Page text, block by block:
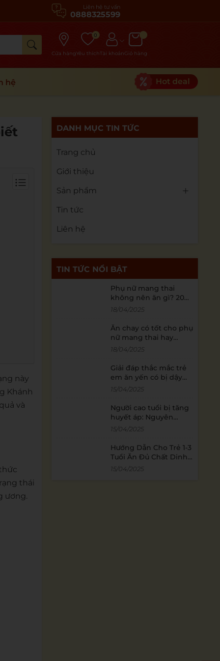
Liên hệ tư vấn
0888325599
Cửa hàng
0
Yêu thíchTài khoảnGiỏ hàng
hệ Hot deal
này
Khánh
và
thái
ương.
DANH MỤC TIN TỨC
Trang chủ
Giới thiệu
Sản phẩm
Tin tức
Liên hệ
TIN TỨC NỔI BẬT
Phụ nữ mang thai
không nên ăn gì? 20
loại thực phẩm mẹ bầu
18/04/2025
Ăn chay có tốt cho phụ
nữ mang thai hay
không?
18/04/2025
Giải đáp thắc mắc trẻ
em ăn yến có bị dậy
thì sớm không?
15/04/2025
Người cao tuổi bị tăng
huyết áp: Nguyên
nhân và giải pháp
15/04/2025
Hướng Dẫn Cho Trẻ 1-3
Tuổi Ăn Đủ Chất Dinh
Dưỡng
15/04/2025